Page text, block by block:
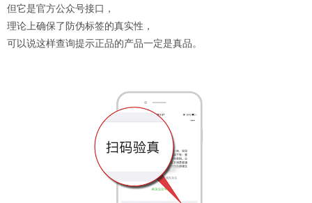
但它是官方公众号接口，
理论上确保了防伪标签的真实性，
可以说这样查询提示正品的产品一定是真品。